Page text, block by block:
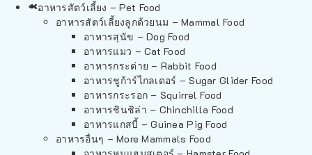
อาหารสัตว์เลี้ยง – Pet Food
อาหารสัตว์เลี้ยงลูกด้วยนม – Mammal Food
อาหารสุนัข – Dog Food
อาหารแมว – Cat Food
อาหารกระต่าย – Rabbit Food
อาหารชูก้าร์ไกลเดอร์ – Sugar Glider Food
อาหารกระรอก – Squirrel Food
อาหารชินชิล่า – Chinchilla Food
อาหารแกสบี้ – Guinea Pig Food
อาหารอื่นๆ – More Mammals Food